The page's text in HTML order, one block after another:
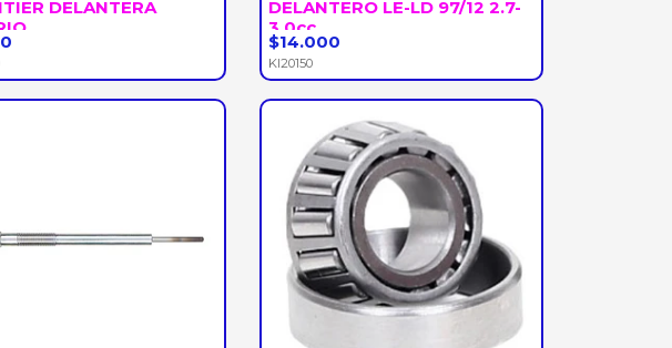
DELANTERA
DELANTERO LE-LD 97/12 2.7-
3.0cc
-
$14.000
KI20150